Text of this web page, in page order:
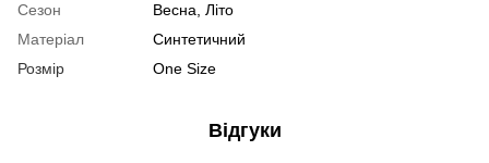
Сезон
Весна, Літо
Матеріал
Синтетичний
Розмір
One Size
Відгуки